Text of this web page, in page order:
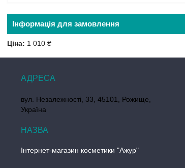
Інформація для замовлення
Ціна: 1 010 ₴
вул. Незалежності, 33, 45101, Рожище,
Україна
Інтернет-магазин косметики "Ажур"